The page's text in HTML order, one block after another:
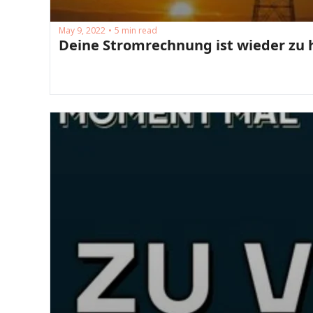
May 9, 2022 • 5 min read
Deine Stromrechnung ist wieder zu